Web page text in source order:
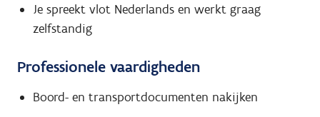
Je spreekt vlot Nederlands en werkt graag
zelfstandig
Professionele vaardigheden
Boord- en transportdocumenten nakijken